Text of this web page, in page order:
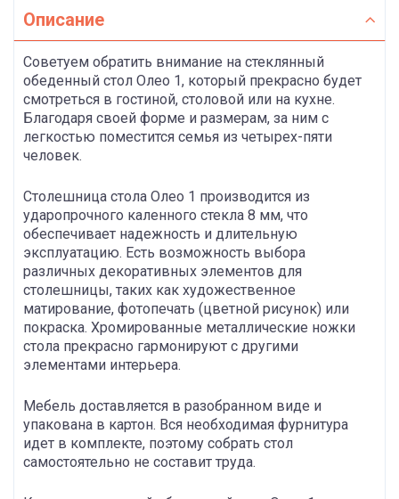
Описание
Советуем обратить внимание на стеклянный
обеденный стол Олео 1, который прекрасно будет
смотреться в гостиной, столовой или на кухне.
Благодаря своей форме и размерам, за ним с
легкостью поместится семья из четырех-пяти
человек.
Столешница стола Олео 1 производится из
ударопрочного каленного стекла 8 мм, что
обеспечивает надежность и длительную
эксплуатацию. Есть возможность выбора
различных декоративных элементов для
столешницы, таких как художественное
матирование, фотопечать (цветной рисунок) или
покраска. Хромированные металлические ножки
стола прекрасно гармонируют с другими
элементами интерьера.
Мебель доставляется в разобранном виде и
упакована в картон. Вся необходимая фурнитура
идет в комплекте, поэтому собрать стол
самостоятельно не составит труда.